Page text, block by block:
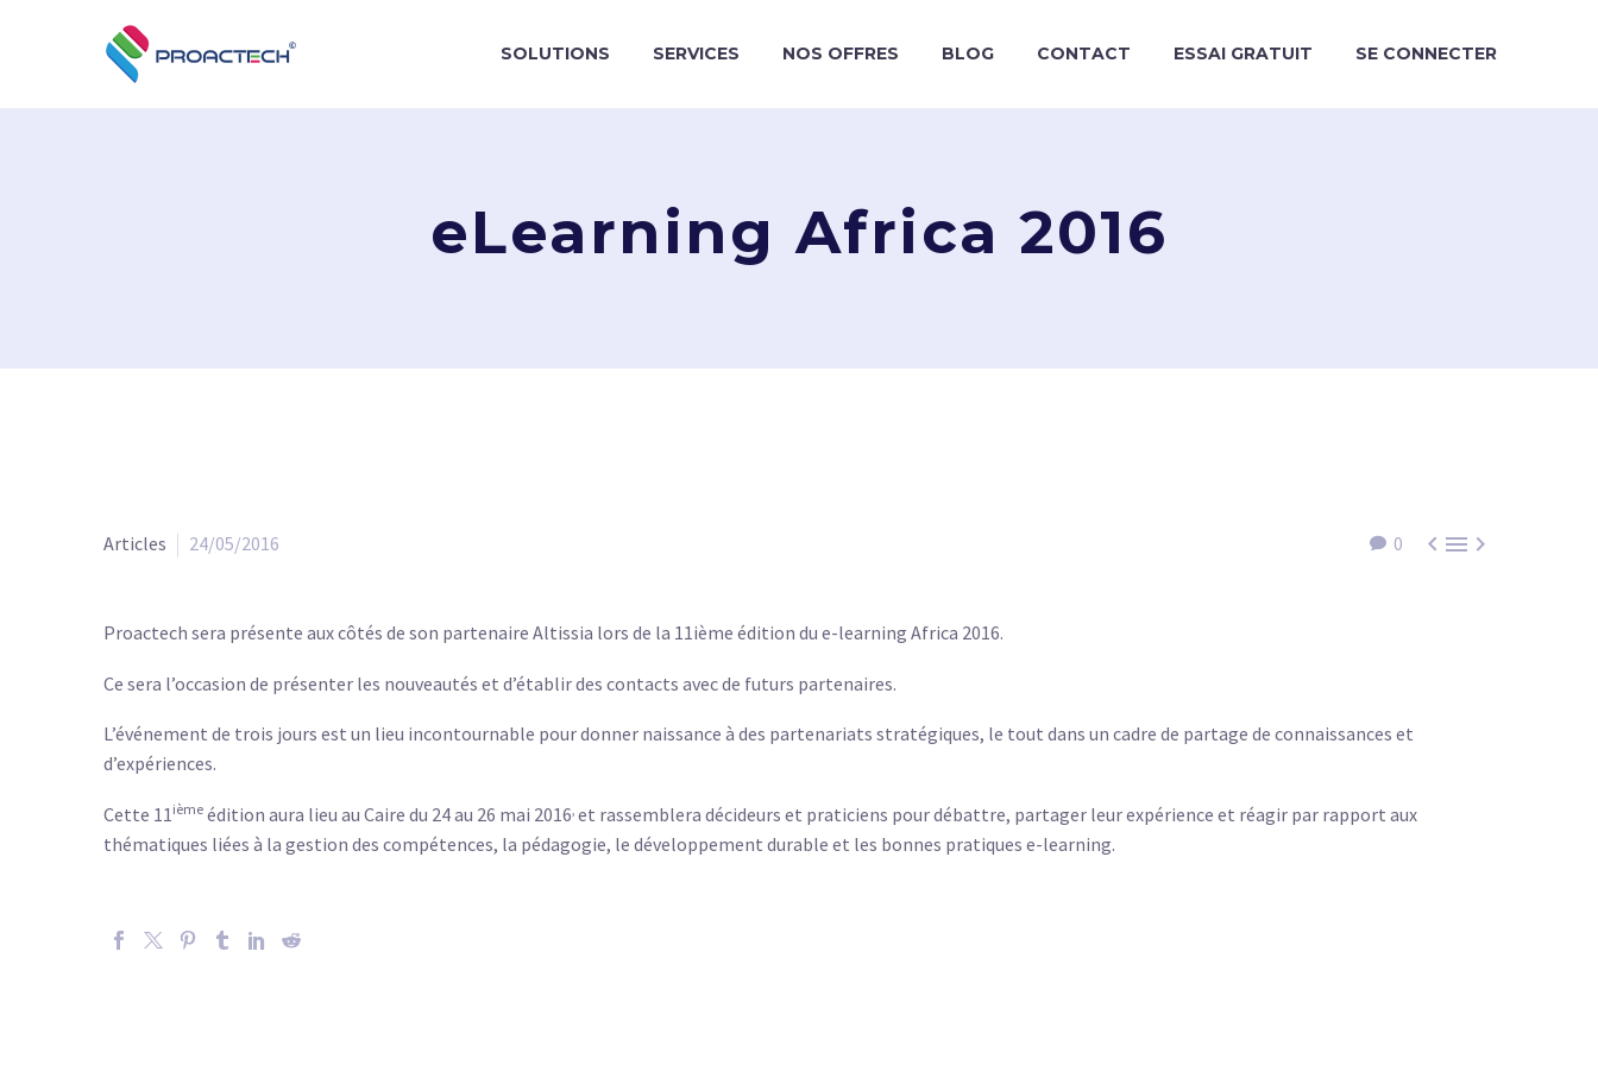
SOLUTIONS SERVICES NOS OFFRES BLOG CONTACT ESSAI GRATUIT SE CONNECTER
eLearning Africa 2016
0 
Articles 24/05/2016
Proactech sera présente aux côtés de son partenaire Altissia lors de la 11ième édition du e-learning Africa 2016.
Ce sera l’occasion de présenter les nouveautés et d’établir des contacts avec de futurs partenaires.
L’événement de trois jours est un lieu incontournable pour donner naissance à des partenariats stratégiques, le tout dans un cadre de partage de connaissances et
d’expériences.
Cette 11 ième édition aura lieu au Caire du 24 au 26 mai 2016 et rassemblera décideurs et praticiens pour débattre, partager leur expérience et réagir par rapport aux
thématiques liées à la gestion des compétences, la pédagogie, le développement durable et les bonnes pratiques e-learning.